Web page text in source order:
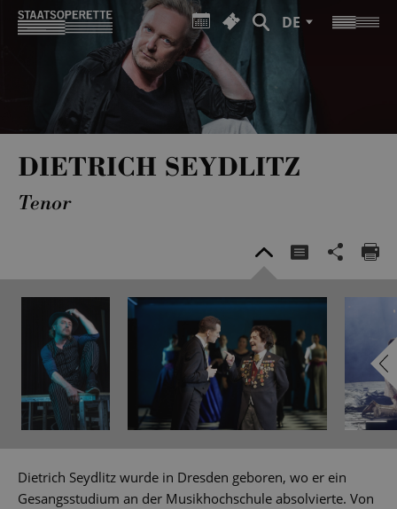
DE
DIETRICH SEYDLITZ
Tenor
Dietrich Seydlitz wurde in Dresden geboren, wo er ein
Gesangsstudium an der Musikhochschule absolvierte. Von